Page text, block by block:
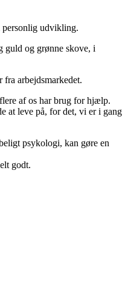
personlig udvikling.
guld og grønne skove, i
arbejdsmarkedet.
af os har brug for hjælp.
at leve på, for det, vi er i gang
psykologi, kan gøre en
godt.